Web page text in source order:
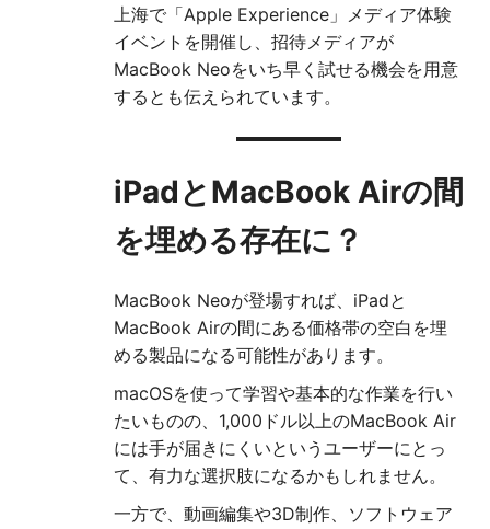
上海で「Apple Experience」メディア体験
イベントを開催し、招待メディアが
MacBook Neoをいち早く試せる機会を用意
するとも伝えられています。
iPadとMacBook Airの間
を埋める存在に？
MacBook Neoが登場すれば、iPadと
MacBook Airの間にある価格帯の空白を埋
める製品になる可能性があります。
macOSを使って学習や基本的な作業を行い
たいものの、1,000ドル以上のMacBook Air
には手が届きにくいというユーザーにとっ
て、有力な選択肢になるかもしれません。
一方で、動画編集や3D制作、ソフトウェア